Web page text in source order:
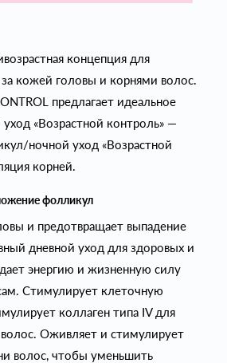
концепция для
кожей головы и корнями волос.
предлагает идеальное
«Возрастной контроль» —
ночной уход «Возрастной
корней.
фолликул
и предотвращает выпадение
дневной уход для здоровых и
энергию и жизненную силу
Стимулирует клеточную
коллаген типа IV для
Оживляет и стимулирует
волос, чтобы уменьшить